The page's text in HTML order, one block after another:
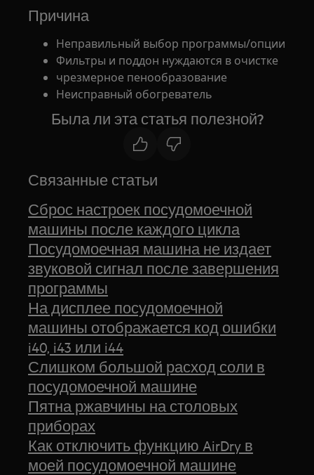
Причина
Неправильный выбор программы/опции
Фильтры и поддон нуждаются в очистке
чрезмерное пенообразование
Неисправный обогреватель
Была ли эта статья полезной?
Связанные статьи
Сброс настроек посудомоечной
машины после каждого цикла
Посудомоечная машина не издает
звуковой сигнал после завершения
программы
На дисплее посудомоечной
машины отображается код ошибки
i40, i43 или i44
Слишком большой расход соли в
посудомоечной машине
Пятна ржавчины на столовых
приборах
Как отключить функцию AirDry в
моей посудомоечной машине